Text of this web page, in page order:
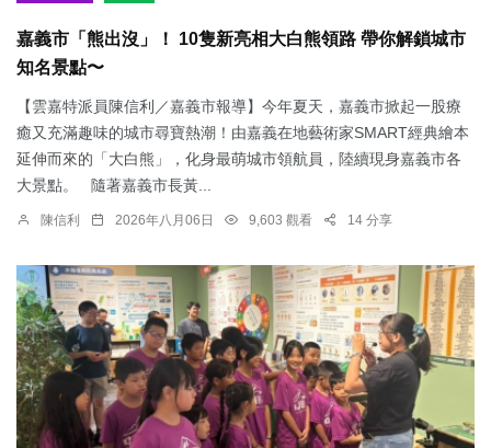
嘉義市「熊出沒」！ 10隻新亮相大白熊領路 帶你解鎖城市
知名景點〜
【雲嘉特派員陳信利／嘉義市報導】今年夏天，嘉義市掀起一股療
癒又充滿趣味的城市尋寶熱潮！由嘉義在地藝術家SMART經典繪本
延伸而來的「大白熊」，化身最萌城市領航員，陸續現身嘉義市各
大景點。 隨著嘉義市長黃...
陳信利 2026年八月06日 9,603 觀看 14 分享